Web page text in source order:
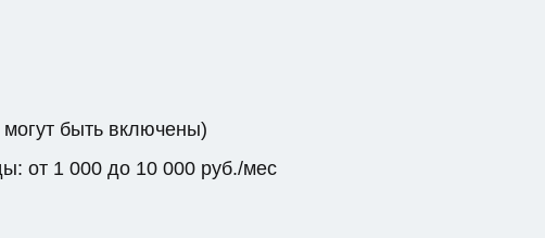
быть включены)
от 1 000 до 10 000 руб./мес